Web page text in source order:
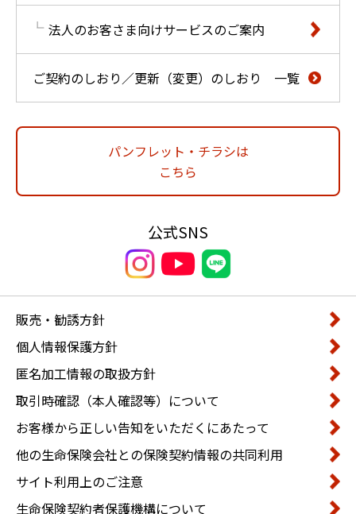
法人のお客さま向けサービスのご案内
ご契約のしおり／更新（変更）のしおり 一覧
パンフレット・チラシは
こちら
公式SNS
販売・勧誘方針
個人情報保護方針
匿名加工情報の取扱方針
取引時確認（本人確認等）について
お客様から正しい告知をいただくにあたって
他の生命保険会社との保険契約情報の共同利用
サイト利用上のご注意
生命保険契約者保護機構について